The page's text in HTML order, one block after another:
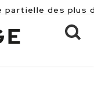
plus de 2500